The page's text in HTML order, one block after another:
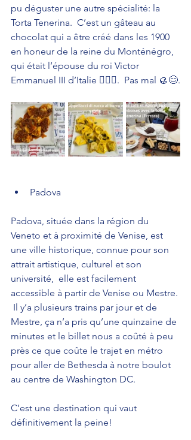
pu déguster une autre spécialité: la
Torta Tenerina.  C’est un gâteau au
chocolat qui a être créé dans les 1900
en honeur de la reine du Monténégro,
qui était l’épouse du roi Victor
Emmanuel III d’Italie 🤷🏻‍♀️.  Pas mal 🥮😊.
Padova
Padova, située dans la région du
Veneto et à proximité de Venise, est
une ville historique, connue pour son
attrait artistique, culturel et son
université,  elle est facilement
accessible à partir de Venise ou Mestre.
Il y’a plusieurs trains par jour et de
Mestre, ça n’a pris qu’une quinzaine de
minutes et le billet nous a coûté à peu
près ce que coûte le trajet en métro
pour aller de Bethesda à notre boulot
au centre de Washington DC.
C’est une destination qui vaut
définitivement la peine!